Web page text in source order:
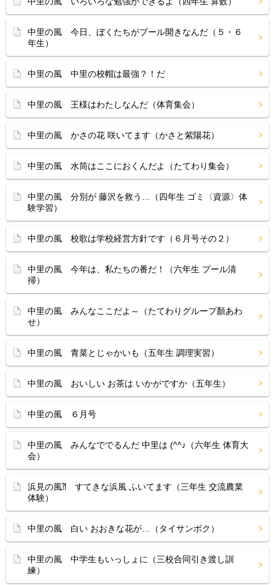
中里の風 今日、ぼくたちがプール開きなんだ（５・６
年生）
中里の風 中里の校帽は最強？！だ
中里の風 王様はわたしなんだ（体育集会）
中里の風 かさの花 咲いてます（かさと紫陽花）
中里の風 水筒はここにおくんだよ（たてわり集会）
中里の風 分別が 藤沢を救う…（四年生 ゴミ〈資源〉体
験学習）
中里の風 校歌は学校経営方針です（６月号その２）
中里の風 今年は、私たちの番だ！（六年生 プール清
掃）
中里の風 みんなここだよ～（たてわりグループ顏あわ
せ）
中里の風 青菜とじゃかいも（五年生 調理実習）
中里の風 おいしい お茶は いかがですか（五年生）
中里の風 ６月号
中里の風 みんなででるんだ 中里は (^^♪（六年生 体育大
会）
浜見の風⁈ すてきな浜風 ふいてます（三年生 交流農業
体験）
中里の風 白い おおきな花が…（タイサンボク）
中里の風 中学生もいっしょに（三校合同引き渡し訓
練）